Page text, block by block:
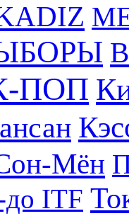
ПОП
Мён
до ITF